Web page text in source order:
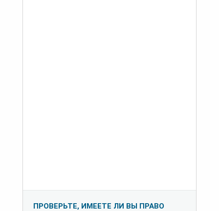
ПРОВЕРЬТЕ, ИМЕЕТЕ ЛИ ВЫ ПРАВО